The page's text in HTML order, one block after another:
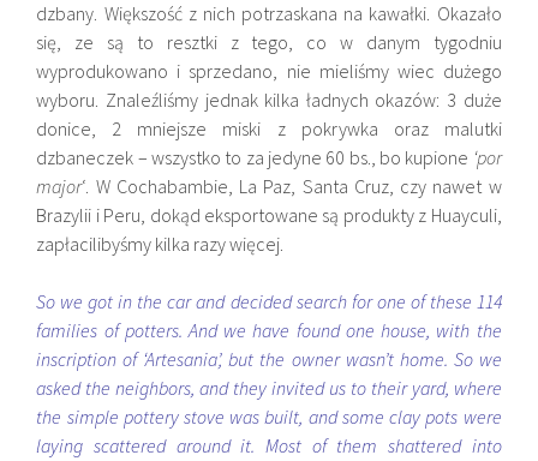
dzbany. Większość z nich potrzaskana na kawałki. Okazało
się, ze są to resztki z tego, co w danym tygodniu
wyprodukowano i sprzedano, nie mieliśmy wiec dużego
wyboru. Znaleźliśmy jednak kilka ładnych okazów: 3 duże
donice, 2 mniejsze miski z pokrywka oraz malutki
dzbaneczek – wszystko to za jedyne 60 bs., bo kupione ‘por
major‘. W Cochabambie, La Paz, Santa Cruz, czy nawet w
Brazylii i Peru, dokąd eksportowane są produkty z Huayculi,
zapłacilibyśmy kilka razy więcej.
So we got in the car and decided search for one of these 114
families of potters. And we have found one house, with the
inscription of ‘Artesania’, but the owner wasn’t home. So we
asked the neighbors, and they invited us to their yard, where
the simple pottery stove was built, and some clay pots were
laying scattered around it. Most of them shattered into